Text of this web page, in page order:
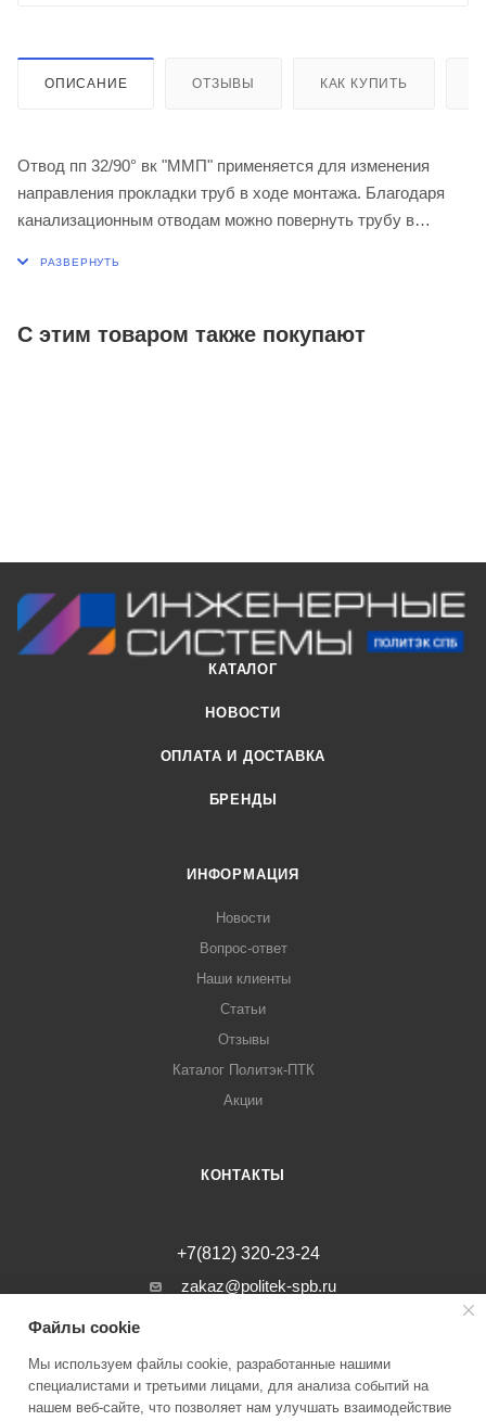
ОПИСАНИЕ ОТЗЫВЫ КАК КУПИТЬ
Отвод пп 32/90° вк "ММП" применяется для изменения
направления прокладки труб в ходе монтажа. Благодаря
канализационным отводам можно повернуть трубу в
С этим товаром также покупают
КАТАЛОГ
НОВОСТИ
ОПЛАТА И ДОСТАВКА
БРЕНДЫ
ИНФОРМАЦИЯ
Новости
Вопрос-ответ
Наши клиенты
Статьи
Отзывы
Каталог Политэк-ПТК
Акции
КОНТАКТЫ
+7(812) 320-23-24
zakaz@politek-spb.ru
г. Санкт-Петербург, Минеральная ул, д.
Файлы cookie
Мы используем файлы cookie, разработанные нашими
специалистами и третьими лицами, для анализа событий на
нашем веб-сайте, что позволяет нам улучшать взаимодействие